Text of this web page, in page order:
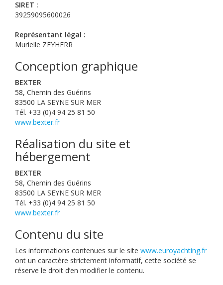
SIRET :
39259095600026
Représentant légal :
Murielle ZEYHERR
Conception graphique
BEXTER
58, Chemin des Guérins
83500 LA SEYNE SUR MER
Tél. +33 (0)4 94 25 81 50
www.bexter.fr
Réalisation du site et
hébergement
BEXTER
58, Chemin des Guérins
83500 LA SEYNE SUR MER
Tél. +33 (0)4 94 25 81 50
www.bexter.fr
Contenu du site
Les informations contenues sur le site www.euroyachting.fr
ont un caractère strictement informatif, cette société se
réserve le droit d’en modifier le contenu.